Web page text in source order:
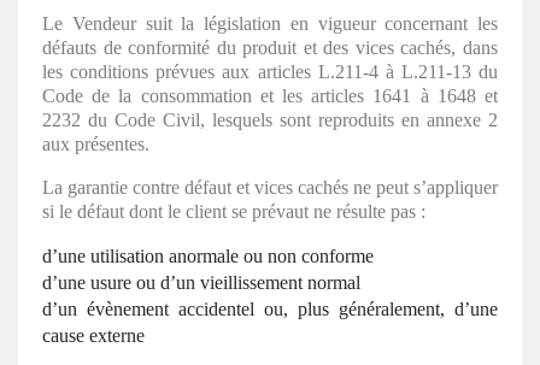
Le Vendeur suit la législation en vigueur concernant les
défauts de conformité du produit et des vices cachés, dans
les conditions prévues aux articles L.211-4 à L.211-13 du
Code de la consommation et les articles 1641 à 1648 et
2232 du Code Civil, lesquels sont reproduits en annexe 2
aux présentes.
La garantie contre défaut et vices cachés ne peut s’appliquer
si le défaut dont le client se prévaut ne résulte pas :
d’une utilisation anormale ou non conforme
d’une usure ou d’un vieillissement normal
d’un évènement accidentel ou, plus généralement, d’une
cause externe